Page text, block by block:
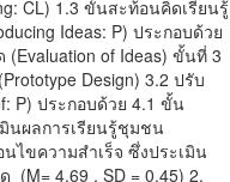
CL) 1.3 ขั้นสะท้อนคิดเรียนรู้
Ideas: P) ประกอบด้วย
(Evaluation of Ideas) ขั้นที่ 3
Design) 3.2 ปรับ
P) ประกอบด้วย 4.1 ขั้น
นผลการเรียนรู้ชุมชน
นไขความสำเร็จ ซึ่งประเมิน
4.69 , SD = 0.45) 2.